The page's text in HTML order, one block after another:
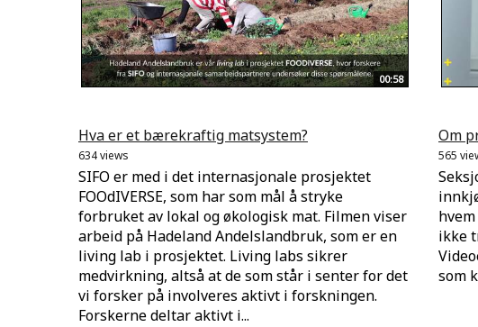
00:58
Hva er et bærekraftig matsystem?
634 views
SIFO er med i det internasjonale prosjektet
FOOdIVERSE, som har som mål å stryke
forbruket av lokal og økologisk mat. Filmen viser
arbeid på Hadeland Andelslandbruk, som er en
living lab i prosjektet. Living labs sikrer
medvirkning, altså at de som står i senter for det
vi forsker på involveres aktivt i forskningen.
Forskerne deltar aktivt i...
Om
565
ikke
som